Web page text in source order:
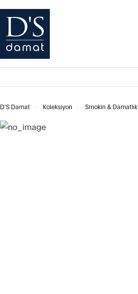
D'S Damat Koleksiyon Smokin & Damatlık